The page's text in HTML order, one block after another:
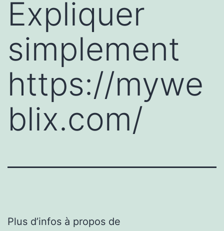
Expliquer
simplement
https://mywe
blix.com/
Plus d’infos à propos de